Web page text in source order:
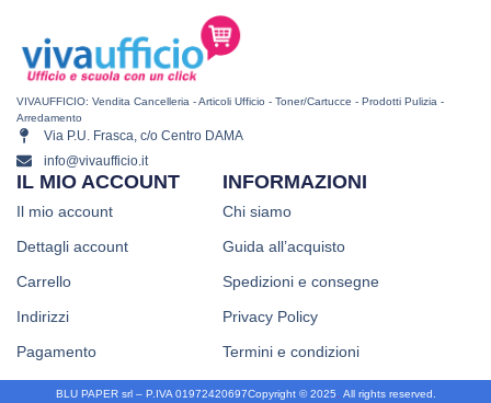
VIVAUFFICIO: Vendita Cancelleria - Articoli Ufficio - Toner/Cartucce - Prodotti Pulizia -
Arredamento
Via P.U. Frasca, c/o Centro DAMA
info@vivaufficio.it
INFORMAZIONI
Chi siamo
Guida all’acquisto
Spedizioni e consegne
Privacy Policy
Termini e condizioni
IL MIO ACCOUNT
Il mio account
Dettagli account
Carrello
Indirizzi
Pagamento
Copyright © 2025 All rights reserved.
BLU PAPER srl – P.IVA 01972420697